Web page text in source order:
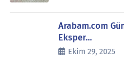
Arabam.com
Eksper…
Ekim 29, 2025